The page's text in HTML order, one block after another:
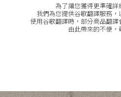
為了讓您獲得更準確詳
我們為您提供谷歌翻譯服務，
使用谷歌翻譯時，部分商品翻譯
由此帶來的不便，